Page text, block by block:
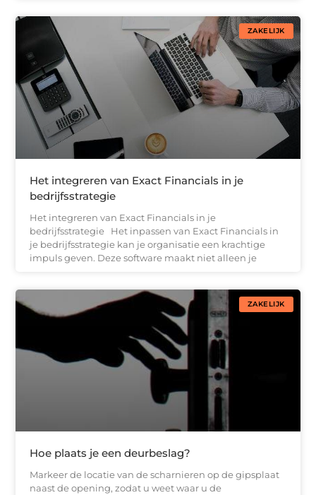
ZAKELIJK
Het integreren van Exact Financials in je
bedrijfsstrategie
Het integreren van Exact Financials in je
bedrijfsstrategie Het inpassen van Exact Financials in
je bedrijfsstrategie kan je organisatie een krachtige
impuls geven. Deze software maakt niet alleen je
ZAKELIJK
Hoe plaats je een deurbeslag?
Markeer de locatie van de scharnieren op de gipsplaat
naast de opening, zodat u weet waar u de